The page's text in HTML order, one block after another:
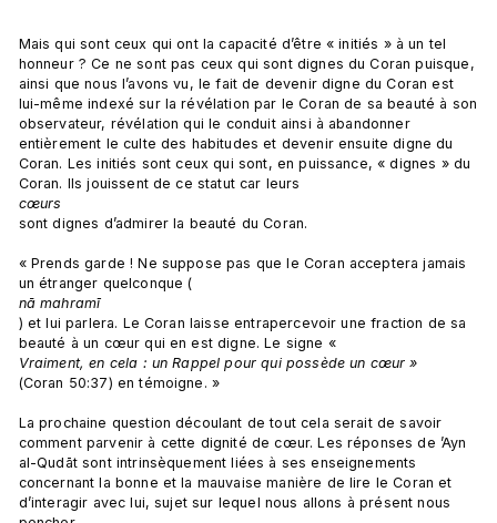
Mais qui sont ceux qui ont la capacité d’être « initiés » à un tel
honneur ? Ce ne sont pas ceux qui sont dignes du Coran puisque,
ainsi que nous l’avons vu, le fait de devenir digne du Coran est
lui-même indexé sur la révélation par le Coran de sa beauté à son
observateur, révélation qui le conduit ainsi à abandonner
entièrement le culte des habitudes et devenir ensuite digne du
Coran. Les initiés sont ceux qui sont, en puissance, « dignes » du
Coran. Ils jouissent de ce statut car leurs
cœurs
sont dignes d’admirer la beauté du Coran.
« Prends garde ! Ne suppose pas que le Coran acceptera jamais
un étranger quelconque (
nā mahramī
) et lui parlera. Le Coran laisse entrapercevoir une fraction de sa
beauté à un cœur qui en est digne. Le signe «
Vraiment, en cela : un Rappel pour qui possède un cœur »
(Coran 50:37) en témoigne. »
La prochaine question découlant de tout cela serait de savoir
comment parvenir à cette dignité de cœur. Les réponses de ’Ayn
al-Qudāt sont intrinsèquement liées à ses enseignements
concernant la bonne et la mauvaise manière de lire le Coran et
d’interagir avec lui, sujet sur lequel nous allons à présent nous